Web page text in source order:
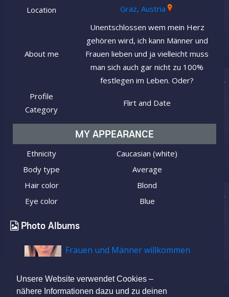
Unsere Website verwendet Cookies –
nähere Informationen dazu und zu deinen
Location
Graz, Austria
About me
Unentschlossen wem mein Herz
gehören wird, ich kann Männer und
Frauen lieben und ja vielleicht muss
man sich auch gar nicht zu 100%
festlegen im Leben. Oder?
Profile
Category
Flirt and Date
MY APPEARANCE
Ethnicity
Caucasian (white)
Body type
Average
Hair color
Blond
Eye color
Blue
Photo Albums
Frauen und Männer willkommen